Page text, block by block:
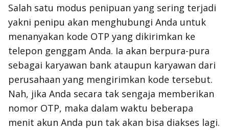
Salah satu modus penipuan yang sering terjadi
yakni penipu akan menghubungi Anda untuk
menanyakan kode OTP yang dikirimkan ke
telepon genggam Anda. Ia akan berpura-pura
sebagai karyawan bank ataupun karyawan dari
perusahaan yang mengirimkan kode tersebut.
Nah, jika Anda secara tak sengaja memberikan
nomor OTP, maka dalam waktu beberapa
menit akun Anda pun tak akan bisa diakses lagi.